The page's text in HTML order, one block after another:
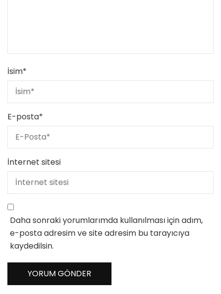
İsim*
E-posta*
İnternet sitesi
Daha sonraki yorumlarımda kullanılması için adım,
e-posta adresim ve site adresim bu tarayıcıya
kaydedilsin.